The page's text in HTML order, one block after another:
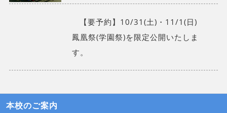
【要予約】10/31(土)・11/1(日)
鳳凰祭(学園祭)を限定公開いたしま
す。
本校のご案内